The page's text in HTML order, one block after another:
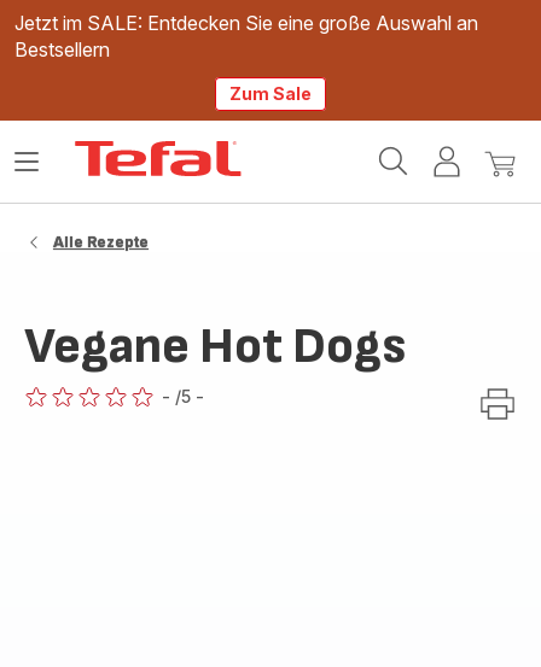
Jetzt im SALE: Entdecken Sie eine große Auswahl an
Bestsellern
Zum Sale
Mein
Mein
Das
Alle Rezepte
Vegane Hot Dogs
- /5 -